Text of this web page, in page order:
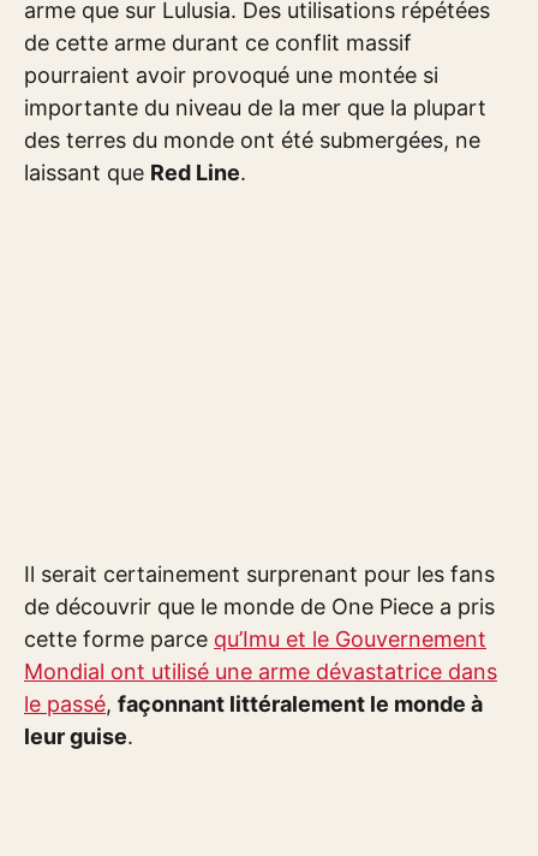
arme que sur Lulusia. Des utilisations répétées
de cette arme durant ce conflit massif
pourraient avoir provoqué une montée si
importante du niveau de la mer que la plupart
des terres du monde ont été submergées, ne
laissant que Red Line.
Il serait certainement surprenant pour les fans
de découvrir que le monde de One Piece a pris
cette forme parce qu’Imu et le Gouvernement
Mondial ont utilisé une arme dévastatrice dans
le passé, façonnant littéralement le monde à
leur guise.